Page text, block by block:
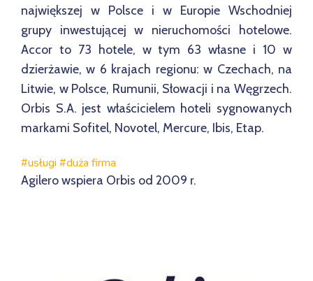
największej w Polsce i w Europie Wschodniej
grupy inwestującej w nieruchomości hotelowe.
Accor to 73 hotele, w tym 63 własne i 10 w
dzierżawie, w 6 krajach regionu: w Czechach, na
Litwie, w Polsce, Rumunii, Słowacji i na Węgrzech.
Orbis S.A. jest właścicielem hoteli sygnowanych
markami Sofitel, Novotel, Mercure, Ibis, Etap.
#usługi #duża firma
Agilero wspiera Orbis od 2009 r.